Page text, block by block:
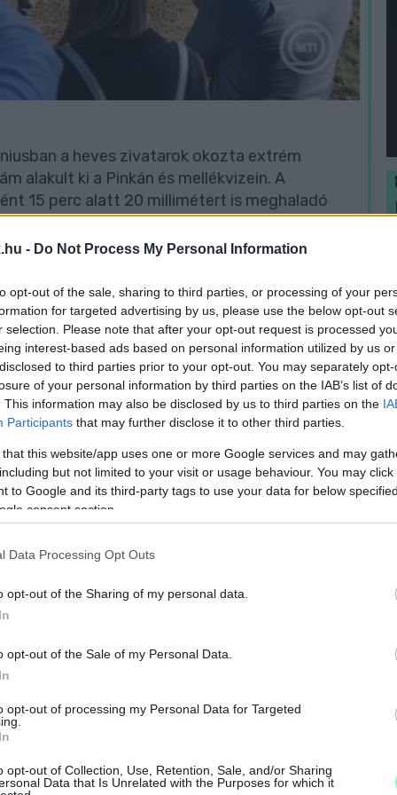
- Do Not Process My Personal Information
opt-out of the sale, sharing to third parties, or processing of your
for targeted advertising by us, please use the below opt-out
selection. Please note that after your opt-out request is processed
interest-based ads based on personal information utilized by us
to third parties prior to your opt-out. You may separately
of your personal information by third parties on the IAB’s list of
This information may also be disclosed by us to third parties on the
Participants that may further disclose it to other third parties.
that this website/app uses one or more Google services and may
but not limited to your visit or usage behaviour. You may
to Google and its third-party tags to use your data for below
consent section.
Data Processing Opt Outs
opt-out of the Sharing of my personal data.
opt-out of the Sale of my Personal Data.
opt-out of processing my Personal Data for Targeted
opt-out of Collection, Use, Retention, Sale, and/or Sharing
Data that Is Unrelated with the Purposes for which it
a heves zivatarok okozta extrém
alakult ki a Pinkán és mellékvizein. A
15 perc alatt 20 millimétert is meghaladó
rekordot meghaladó, 506 centiméteres
vízhozamot ért el. Hidak és töltések
alakultak ki, veszélyeztetve a
Igazgatóság irányításával négy nagyobb
Szentpéterfán a töltéskorona
és várhatóan szeptember 30-ra befejeződnek
jelentős hordaléklerakódás, a mintegy 2500
költöttek.
fa eltávolítását is elvégeztékFelsőcsatár,
térségében, amire csaknem 20 millió
záruló feladatokra még 56 millió forintot
helyreállítása, Felsőcsatáron a partfal
környezetének rendezése, továbbá az
Felsőcsatáron, Vaskeresztesen és
biztonságát szolgáló, megelőzést és
a kormányzat az árvízvédelmi